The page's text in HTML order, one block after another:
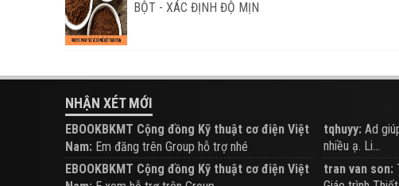
BỘT - XÁC ĐỊNH ĐỘ MỊN
NHẬN XÉT MỚI
EBOOKBKMT Cộng đồng Kỹ thuật cơ điện Việt
Nam: Em đăng trên Group hỗ trợ nhé
tqhuyy: Ad
nhiều ạ. Li...
EBOOKBKMT Cộng đồng Kỹ thuật cơ điện Việt
tran van son: